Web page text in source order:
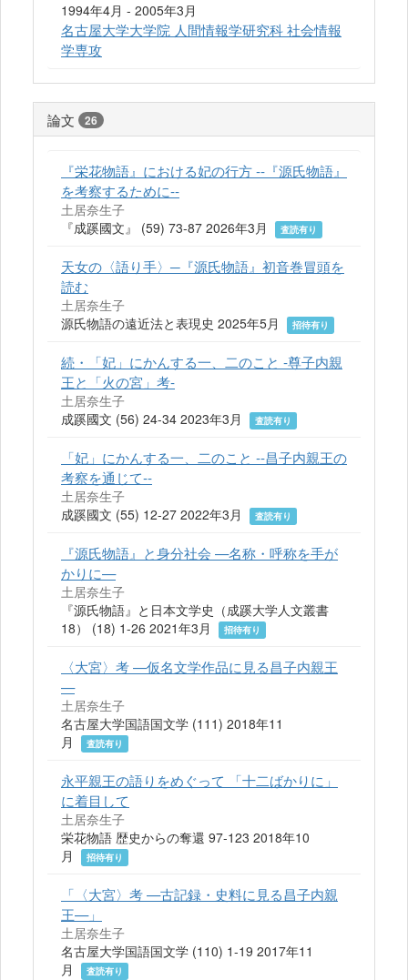
1994年4月 - 2005年3月
名古屋大学大学院 人間情報学研究科 社会情報
学専攻
論文 26
『栄花物語』における妃の行方 --『源氏物語』
を考察するために--
土居奈生子
『成蹊國文』 (59) 73-87 2026年3月
査読有り
天女の〈語り手〉─『源氏物語』初音巻冒頭を
読む
土居奈生子
源氏物語の遠近法と表現史 2025年5月
招待有り
続・「妃」にかんする一、二のこと -尊子内親
王と「火の宮」考-
土居奈生子
成蹊國文 (56) 24-34 2023年3月
査読有り
「妃」にかんする一、二のこと --昌子内親王の
考察を通じて--
土居奈生子
成蹊國文 (55) 12-27 2022年3月
査読有り
『源氏物語』と身分社会 —名称・呼称を手が
かりに—
土居奈生子
『源氏物語』と日本文学史（成蹊大学人文叢書
18） (18) 1-26 2021年3月
招待有り
〈大宮〉考 —仮名文学作品に見る昌子内親王
—
土居奈生子
名古屋大学国語国文学 (111) 2018年11
月
査読有り
永平親王の語りをめぐって 「十二ばかりに」
に着目して
土居奈生子
栄花物語 歴史からの奪還 97-123 2018年10
月
招待有り
「〈大宮〉考 —古記録・史料に見る昌子内親
王—」
土居奈生子
名古屋大学国語国文学 (110) 1-19 2017年11
月
査読有り